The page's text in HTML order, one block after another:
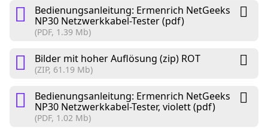
Bedienungsanleitung: Ermenrich NetGeeks
NP30 Netzwerkkabel-Tester (pdf)
(PDF, 1.39 Mb)
Bilder mit hoher Auflösung (zip) ROT
(ZIP, 61.19 Mb)
Bedienungsanleitung: Ermenrich NetGeeks
NP30 Netzwerkkabel-Tester, violett (pdf)
(PDF, 1.02 Mb)